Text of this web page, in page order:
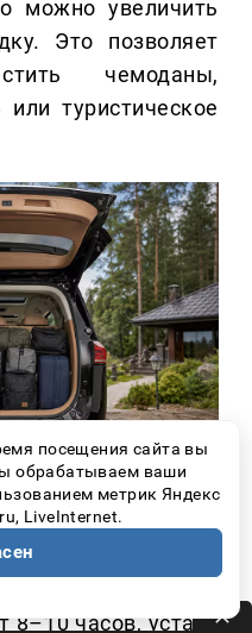
можно увеличить
Это позволяет
чемоданы,
туристическое
НЕ
8–10 часов, устает
посещения сайта вы
обрабатываем ваши
метрик Яндекс
LiveInternet.